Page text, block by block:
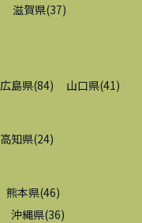
滋賀県(37)
広島県(84) 山口県(41 )
高知県(24)
熊本県(46)
沖縄県(36)